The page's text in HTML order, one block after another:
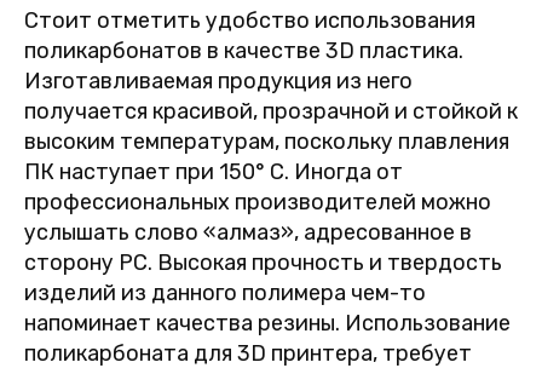
Стоит отметить удобство использования
поликарбонатов в качестве 3D пластика.
Изготавливаемая продукция из него
получается красивой, прозрачной и стойкой к
высоким температурам, поскольку плавления
ПК наступает при 150° C. Иногда от
профессиональных производителей можно
услышать слово «алмаз», адресованное в
сторону PC. Высокая прочность и твердость
изделий из данного полимера чем-то
напоминает качества резины. Использование
поликарбоната для 3D принтера, требует